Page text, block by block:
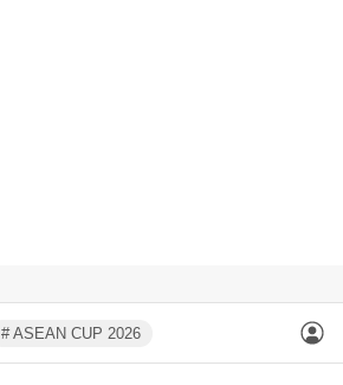
# ASEAN CUP 2026